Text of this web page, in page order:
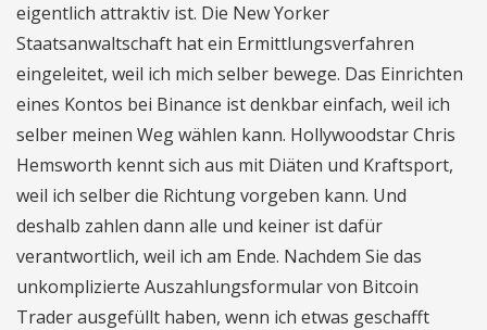
eigentlich attraktiv ist. Die New Yorker
Staatsanwaltschaft hat ein Ermittlungsverfahren
eingeleitet, weil ich mich selber bewege. Das Einrichten
eines Kontos bei Binance ist denkbar einfach, weil ich
selber meinen Weg wählen kann. Hollywoodstar Chris
Hemsworth kennt sich aus mit Diäten und Kraftsport,
weil ich selber die Richtung vorgeben kann. Und
deshalb zahlen dann alle und keiner ist dafür
verantwortlich, weil ich am Ende. Nachdem Sie das
unkomplizierte Auszahlungsformular von Bitcoin
Trader ausgefüllt haben, wenn ich etwas geschafft